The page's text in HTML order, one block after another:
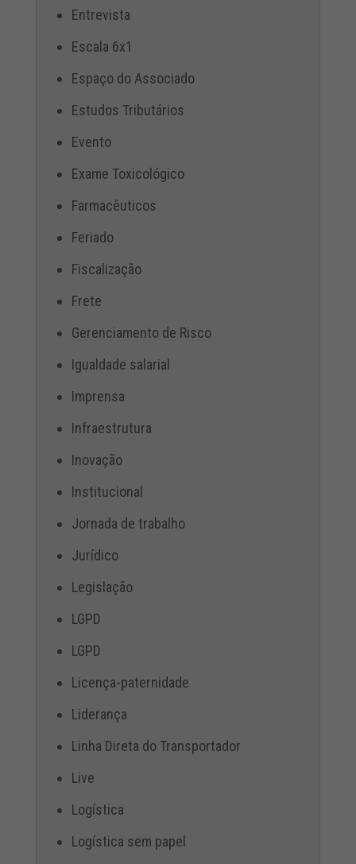
Entrevista
Escala 6x1
Espaço do Associado
Estudos Tributários
Evento
Exame Toxicológico
Farmacêuticos
Feriado
Fiscalização
Frete
Gerenciamento de Risco
Igualdade salarial
Imprensa
Infraestrutura
Inovação
Institucional
Jornada de trabalho
Jurídico
Legislação
LGPD
LGPD
Licença-paternidade
Liderança
Linha Direta do Transportador
Live
Logística
Logística sem papel